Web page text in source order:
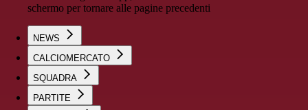
schermo per tornare alle pagine precedenti
NEWS
CALCIOMERCATO
SQUADRA
PARTITE